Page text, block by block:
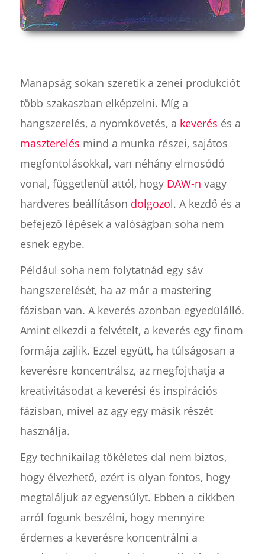
Manapság sokan szeretik a zenei produkciót
több szakaszban elképzelni. Míg a
hangszerelés, a nyomkövetés, a keverés és a
maszterelés mind a munka részei, sajátos
megfontolásokkal, van néhány elmosódó
vonal, függetlenül attól, hogy DAW-n vagy
hardveres beállításon dolgozol. A kezdő és a
befejező lépések a valóságban soha nem
esnek egybe.
Például soha nem folytatnád egy sáv
hangszerelését, ha az már a mastering
fázisban van. A keverés azonban egyedülálló.
Amint elkezdi a felvételt, a keverés egy finom
formája zajlik. Ezzel együtt, ha túlságosan a
keverésre koncentrálsz, az megfojthatja a
kreativitásodat a keverési és inspirációs
fázisban, mivel az agy egy másik részét
használja.
Egy technikailag tökéletes dal nem biztos,
hogy élvezhető, ezért is olyan fontos, hogy
megtaláljuk az egyensúlyt. Ebben a cikkben
arról fogunk beszélni, hogy mennyire
érdemes a keverésre koncentrálni a